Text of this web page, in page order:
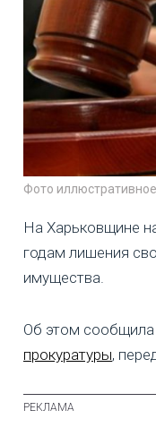
Фото иллюстративное
На Харьковщине
годам лишения
имущества.
Об этом сообщила
прокуратуры,